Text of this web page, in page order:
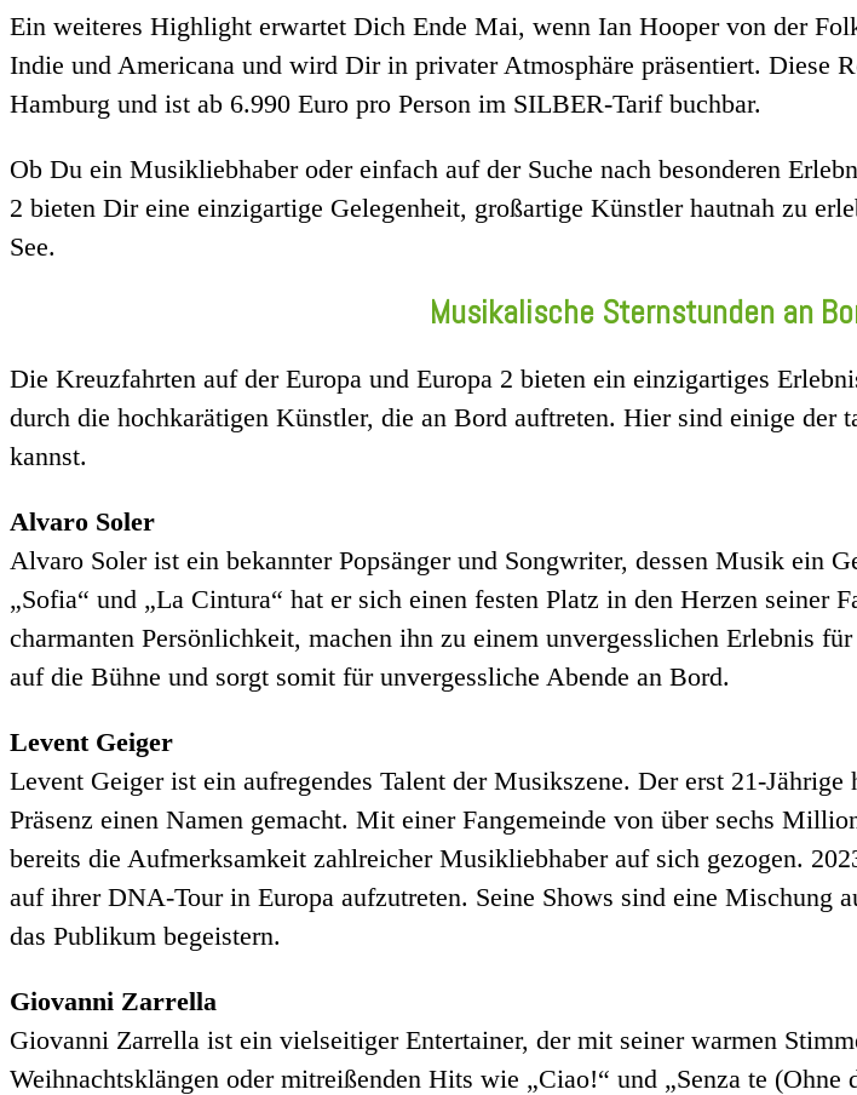
Ein weiteres Highlight erwartet Dich Ende Mai, wenn Ian Hooper von der
Indie und Americana und wird Dir in privater Atmosphäre präsentiert. Diese
Hamburg und ist ab 6.990 Euro pro Person im SILBER-Tarif buchbar.
Ob Du ein Musikliebhaber oder einfach auf der Suche nach besonderen
2 bieten Dir eine einzigartige Gelegenheit, großartige Künstler hautnah zu
See.
Musikalische Sternstunden an
Die Kreuzfahrten auf der Europa und Europa 2 bieten ein einzigartiges
durch die hochkarätigen Künstler, die an Bord auftreten. Hier sind einige der
kannst.
Alvaro Soler
Alvaro Soler ist ein bekannter Popsänger und Songwriter, dessen Musik ein
„Sofia“ und „La Cintura“ hat er sich einen festen Platz in den Herzen seiner
charmanten Persönlichkeit, machen ihn zu einem unvergesslichen Erlebnis
auf die Bühne und sorgt somit für unvergessliche Abende an Bord.
Levent Geiger
Levent Geiger ist ein aufregendes Talent der Musikszene. Der erst 21-
Präsenz einen Namen gemacht. Mit einer Fangemeinde von über sechs
bereits die Aufmerksamkeit zahlreicher Musikliebhaber auf sich gezogen.
auf ihrer DNA-Tour in Europa aufzutreten. Seine Shows sind eine Mischung
das Publikum begeistern.
Giovanni Zarrella
Giovanni Zarrella ist ein vielseitiger Entertainer, der mit seiner warmen
Weihnachtsklängen oder mitreißenden Hits wie „Ciao!“ und „Senza te